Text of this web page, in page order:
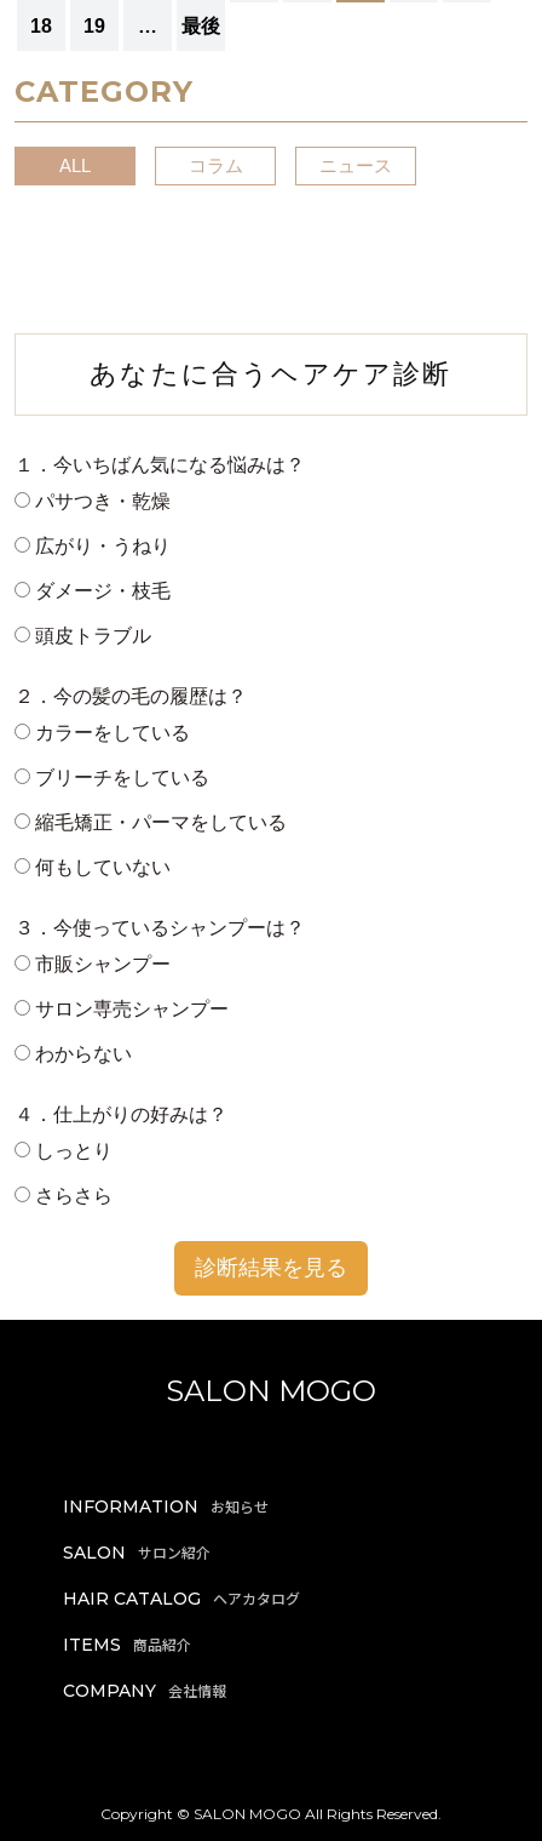
18 19 … 最後
CATEGORY
ALL コラム ニュース
あなたに合うヘアケア診断
１．今いちばん気になる悩みは？
パサつき・乾燥
広がり・うねり
ダメージ・枝毛
頭皮トラブル
２．今の髪の毛の履歴は？
カラーをしている
ブリーチをしている
縮毛矯正・パーマをしている
何もしていない
３．今使っているシャンプーは？
市販シャンプー
サロン専売シャンプー
わからない
４．仕上がりの好みは？
しっとり
さらさら
診断結果を見る
SALON MOGO
INFORMATION
SALON
HAIR CATALOG
ITEMS
COMPANY
Copyright © SALON MOGO All Rights Reserved.